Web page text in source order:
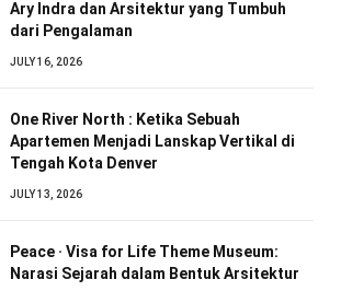
Ary Indra dan Arsitektur yang Tumbuh
dari Pengalaman
JULY 16, 2026
One River North : Ketika Sebuah
Apartemen Menjadi Lanskap Vertikal di
Tengah Kota Denver
JULY 13, 2026
Peace · Visa for Life Theme Museum:
Narasi Sejarah dalam Bentuk Arsitektur